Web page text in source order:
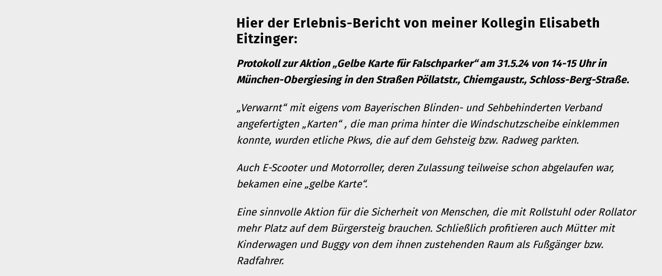
Hier der Erlebnis-Bericht von meiner Kollegin Elisabeth
Eitzinger:
Protokoll zur Aktion „Gelbe Karte für Falschparker“ am 31.5.24 von 14-15 Uhr in
München-Obergiesing in den Straßen Pöllatstr., Chiemgaustr., Schloss-Berg-Straße.
„Verwarnt“ mit eigens vom Bayerischen Blinden- und Sehbehinderten Verband
angefertigten „Karten“ , die man prima hinter die Windschutzscheibe einklemmen
konnte, wurden etliche Pkws, die auf dem Gehsteig bzw. Radweg parkten.
Auch E-Scooter und Motorroller, deren Zulassung teilweise schon abgelaufen war,
bekamen eine „gelbe Karte“.
Eine sinnvolle Aktion für die Sicherheit von Menschen, die mit Rollstuhl oder Rollator
mehr Platz auf dem Bürgersteig brauchen. Schließlich profitieren auch Mütter mit
Kinderwagen und Buggy von dem ihnen zustehenden Raum als Fußgänger bzw.
Radfahrer.